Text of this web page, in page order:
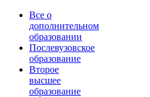
Все о
дополнительном
образовании
Послевузовское
образование
Второе
высшее
образование